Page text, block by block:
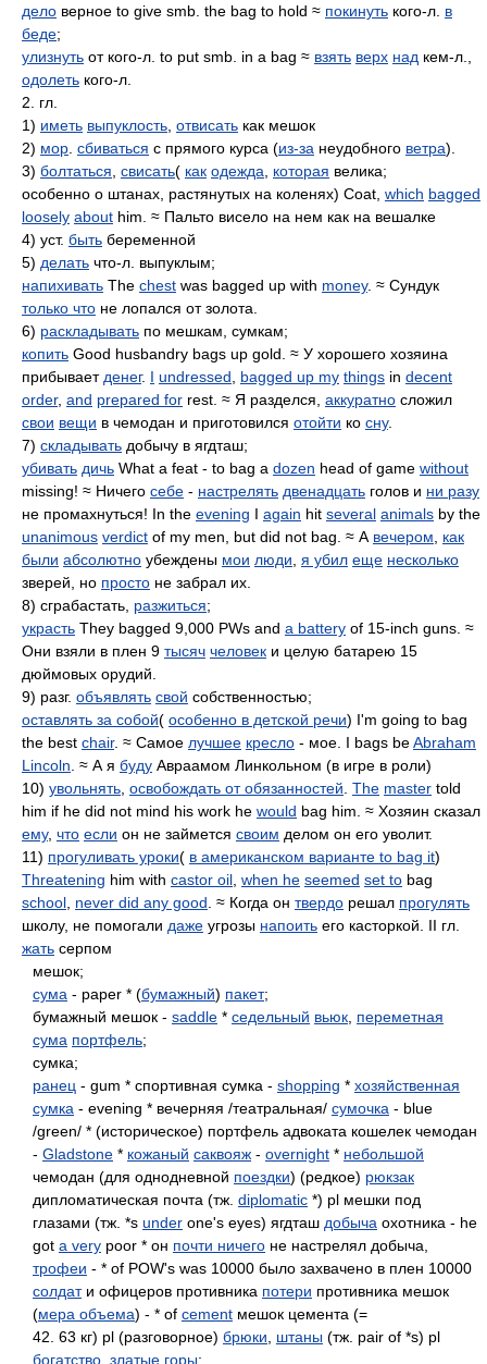
дело верное to give smb. the bag to hold ≈ покинуть кого-л. в
беде;
улизнуть от кого-л. to put smb. in a bag ≈ взять верх над кем-л.,
одолеть кого-л.
2. гл.
1) иметь выпуклость отвисать как мешок
2) мор сбиваться с прямого курса (из-за неудобного ветра).
3) болтаться свисать( как одежда которая велика;
особенно о штанах, растянутых на коленях) Coat, which bagged
loosely about him. ≈ Пальто висело на нем как на вешалке
4) уст. быть беременной
5) делать что-л. выпуклым;
напихивать The chest was bagged up with money. ≈ Сундук
только что не лопался от золота.
6) раскладывать по мешкам, сумкам;
копить Good husbandry bags up gold. ≈ У хорошего хозяина
прибывает денег. I undressed bagged up my things in decent
order, and prepared for rest. ≈ Я разделся, аккуратно сложил
свои вещи в чемодан и приготовился отойти ко сну.
7) складывать добычу в ягдташ;
убивать дичь What a feat - to bag a dozen head of game without
missing! ≈ Ничего себе - настрелять двенадцать голов и ни разу
не промахнуться! In the evening I again hit several animals by the
unanimous verdict of my men, but did not bag. ≈ А вечером
как
были абсолютно убеждены мои люди я убил еще несколько
зверей, но просто не забрал их.
8) сграбастать, разжиться;
украсть They bagged 9,000 PWs and a battery of 15-inch guns. ≈
Они взяли в плен 9 тысяч человек и целую батарею 15
дюймовых орудий.
9) разг. объявлять свой собственностью;
оставлять за собой( особенно в детской речи) I'm going to bag
the best chair. ≈ Самое лучшее кресло - мое. I bags beAbraham
Lincoln . ≈ А я буду Авраамом Линкольном (в игре в роли)
10) увольнять освобождать от обязанностей The master told
him if he did not mind his work he would bag him. ≈ Хозяин сказал
ему, что если он не займется своим делом он его уволит.
11) прогуливать уроки( в американском варианте to bag it)
Threatening him with castor oil when he seemed set to bag
school never did any good . ≈ Когда он твердо решал прогулять
школу, не помогали даже угрозы напоить его касторкой. II гл.
жать серпом
мешок;
сума - paper * (бумажный) пакет;
бумажный мешок - saddle * седельный вьюк переметная
сума портфель;
сумка;
ранец - gum * спортивная сумка - shopping * хозяйственная
сумка - evening * вечерняя /театральная/ сумочка - blue
/green/ * (историческое) портфель адвоката кошелек чемодан
- Gladstone * кожаный саквояж - overnight * небольшой
чемодан (для однодневной поездки) (редкое) рюкзак
дипломатическая почта (тж. diplomatic *) pl мешки под
глазами (тж. *s under one's eyes) ягдташ добыча охотника - he
got a very poor * он почти ничего не настрелял добыча,
трофеи - * of POW's was 10000 было захвачено в плен 10000
солдати офицеров противника потери противника мешок
(мера объема) - * of cement мешок цемента (=
42. 63 кг) pl (разговорное) брюки штаны (тж. pair of *s) pl
богатство златые горы;